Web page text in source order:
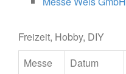
Freizeit, Hobby, DIY
Messe
Datum